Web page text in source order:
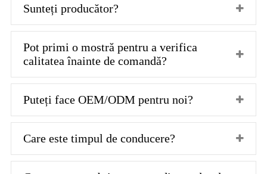
Sunteți producător?
Pot primi o mostră pentru a verifica
calitatea înainte de comandă?
Puteți face OEM/ODM pentru noi?
Care este timpul de conducere?